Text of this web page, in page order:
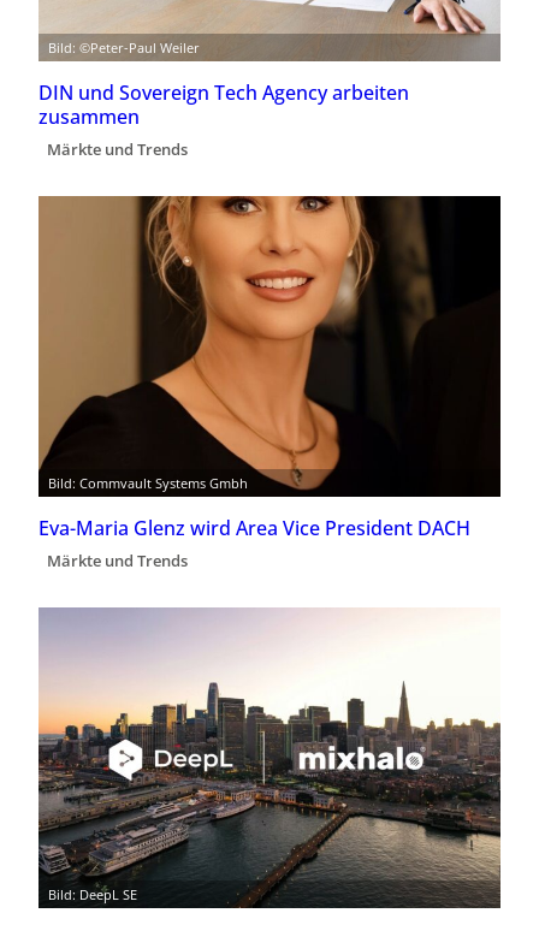
Bild: ©Peter-Paul Weiler
DIN und Sovereign Tech Agency arbeiten
zusammen
Märkte und Trends
Bild: Commvault Systems Gmbh
Eva-Maria Glenz wird Area Vice President DACH
Märkte und Trends
Bild: DeepL SE